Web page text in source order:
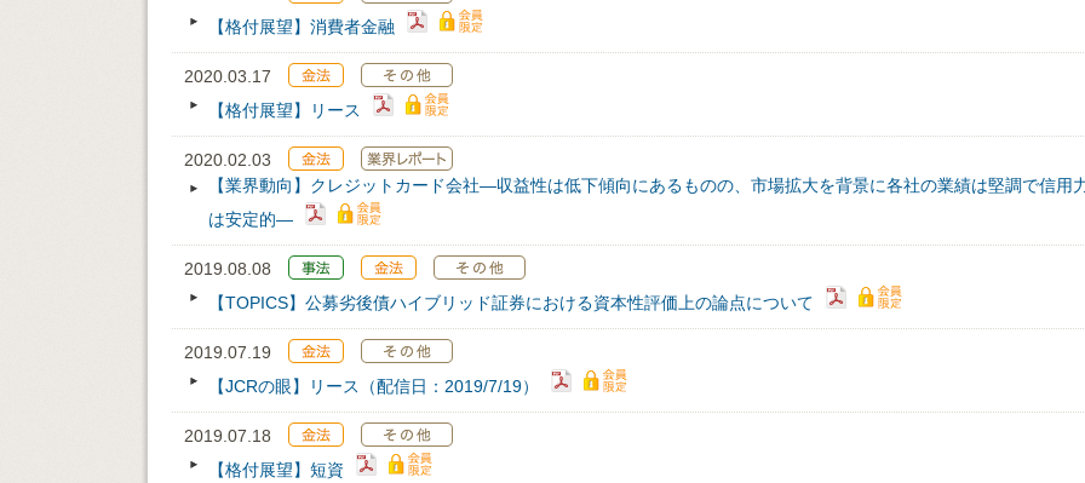
【格付展望】消費者金融
2020.03.17
【格付展望】リース
2020.02.03
【業界動向】クレジットカード会社―収益性は低下傾向にあるものの、市場拡大を背景に各社の業績は堅調で信用
は安定的―
2019.08.08
【TOPICS】公募劣後債ハイブリッド証券における資本性評価上の論点について
2019.07.19
【JCRの眼】リース（配信日：2019/7/19）
2019.07.18
【格付展望】短資